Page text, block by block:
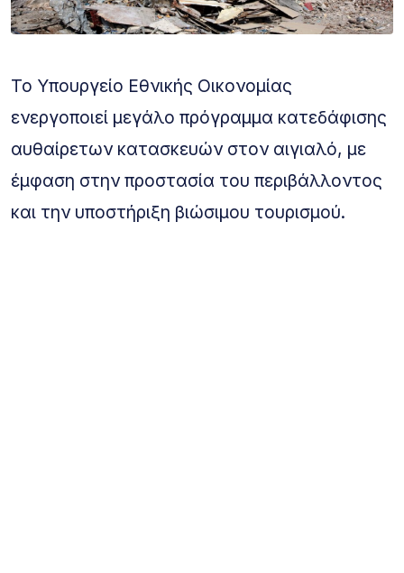
Το Υπουργείο Εθνικής Οικονομίας
ενεργοποιεί μεγάλο πρόγραμμα κατεδάφισης
αυθαίρετων κατασκευών στον αιγιαλό, με
έμφαση στην προστασία του περιβάλλοντος
και την υποστήριξη βιώσιμου τουρισμού.